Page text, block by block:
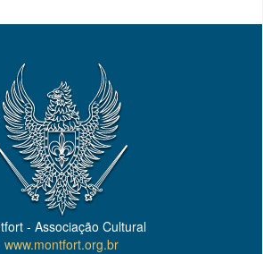
- Associação Cultural
www.montfort.org.br